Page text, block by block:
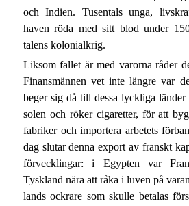
och Indien. Tusentals unga,
haven röda med sitt blod under
talens kolonialkrig.
Liksom fallet är med varorna råder
Finansmännen vet inte längre var
beger sig då till dessa lyckliga
solen och röker cigaretter, för att
fabriker och importera arbetets
dag slutar denna export av franskt
förvecklingar: i Egypten var
Tyskland nära att råka i luven på
lands ockrare som skulle betalas